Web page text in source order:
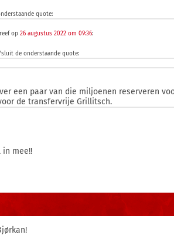
quote:
op 26 augustus 2022 om 09:36:
de onderstaande quote:
een paar van die miljoenen reserveren
de transfervrije Grillitsch.
in mee!!